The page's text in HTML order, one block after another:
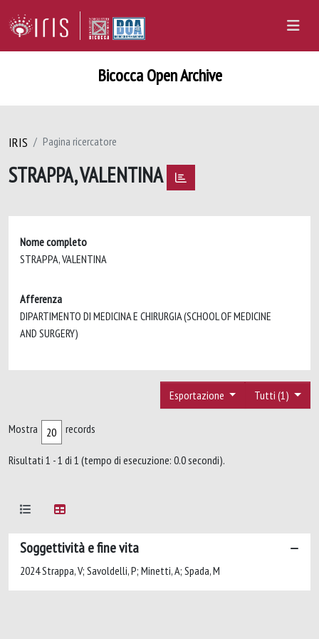
Bicocca Open Archive
IRIS Pagina ricercatore
STRAPPA, VALENTINA
Nome completo
STRAPPA, VALENTINA
Afferenza
DIPARTIMENTO DI MEDICINA E CHIRURGIA (SCHOOL OF MEDICINE
AND SURGERY)
Tutti (1)
Esportazione
Mostra records
Risultati 1 - 1 di 1 (tempo di esecuzione: 0.0 secondi).
Soggettività e fine vita
2024 Strappa, V; Savoldelli, P; Minetti, A; Spada, M